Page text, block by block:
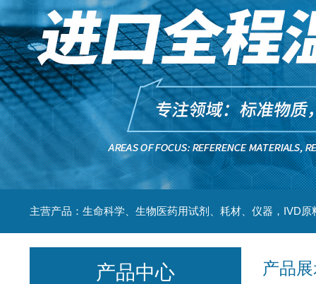
主营产品：生命科学、生物医药用试剂、耗材、仪器，IVD原
产品
产品中心